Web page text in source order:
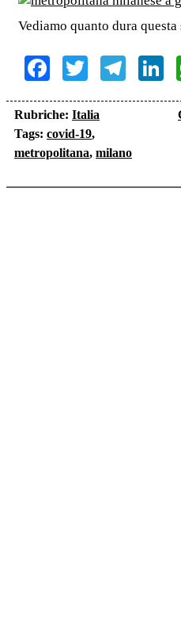
Vediamo quanto dura
Facebook
Twitter
Rubriche: Italia
Tags: covid-19,
metropolitana, milano